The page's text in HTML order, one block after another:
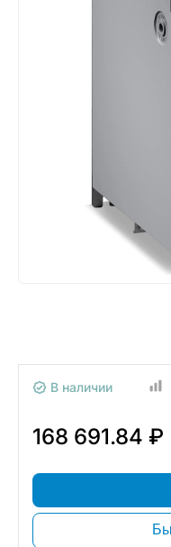
В наличии
168 691.84 ₽